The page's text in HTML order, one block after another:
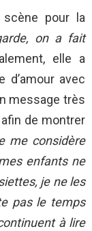
scène pour la
on a fait
elle a
d’amour avec
message très
de montrer
me considère
enfants ne
je ne les
pas le temps
à lire